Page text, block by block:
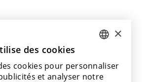
ENGLISH
×
des cookies
cookies pour personnaliser
et analyser notre